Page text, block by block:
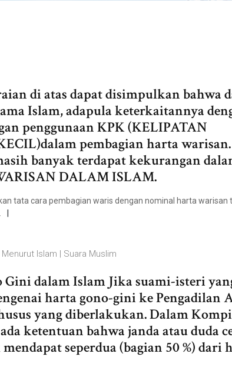
di atas dapat disimpulkan bahwa
Islam, adapula keterkaitannya
penggunaan KPK (KELIPATAN
pembagian harta
banyak terdapat kekurangan
DALAM ISLAM.
tata cara pembagian waris dengan nominal harta warisan
Islam | Suara Muslim
Gini dalam Islam Jika suami-isteri
harta gono-gini ke Pengadilan
yang diberlakukan. Dalam
ketentuan bahwa janda atau duda
seperdua (bagian 50 %) dari